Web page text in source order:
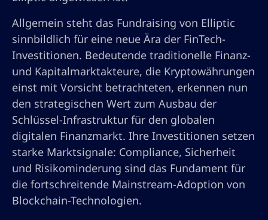
Allgemein steht das Fundraising von Elliptic
sinnbildlich für eine neue Ära der FinTech-
Investitionen. Bedeutende traditionelle Finanz-
und Kapitalmarktakteure, die Kryptowährungen
einst mit Vorsicht betrachteten, erkennen nun
den strategischen Wert zum Ausbau der
Schlüssel-Infrastruktur für den globalen
digitalen Finanzmarkt. Ihre Investitionen setzen
starke Marktsignale: Compliance, Sicherheit
und Risikominderung sind das Fundament für
die fortschreitende Mainstream-Adoption von
Blockchain-Technologien.